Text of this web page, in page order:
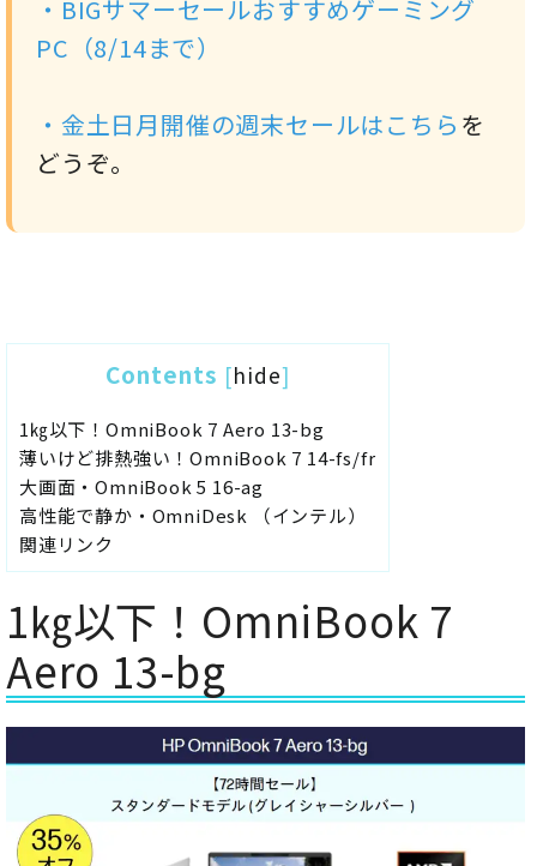
・ BIGサマーセールおすすめゲーミング
PC（8/14まで）
・金土日月開催の週末セールはこちら を
どうぞ。
Contents [hide]
1㎏以下！OmniBook 7 Aero 13-bg
薄いけど排熱強い！OmniBook 7 14-fs/fr
大画面・OmniBook 5 16-ag
高性能で静か・OmniDesk （インテル）
関連リンク
1㎏以下！OmniBook 7
Aero 13-bg